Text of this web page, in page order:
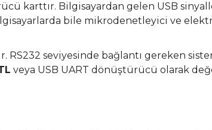
karttır. Bilgisayardan gelen USB
bile mikrodenetleyici ve
seviyesinde bağlantı gereken
veya USB UART dönüştürücü olarak